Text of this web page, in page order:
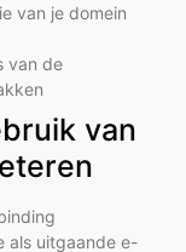
van je domein
van de
van
als uitgaande e-